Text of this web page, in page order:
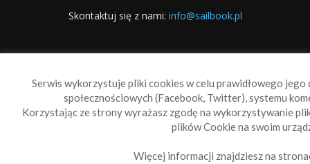
Skontaktuj się z nami: info@sailbook.pl
Reklama Polityka prywatności
Serwis wykorzystuje pliki cookies w celu prawidłowego
społecznościowych (Facebook, Twitter), systemu
Korzystając ze strony wyrażasz zgodę na wykorzystywanie
plików Cookie na swoim
Więcej informacji znajdziesz na